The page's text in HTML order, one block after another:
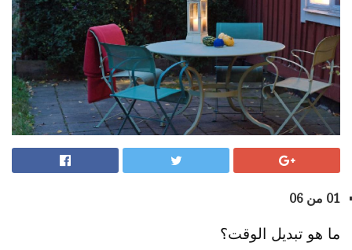
01 من 06
ما هو تبديل الوقت؟